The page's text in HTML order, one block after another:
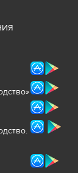
во»